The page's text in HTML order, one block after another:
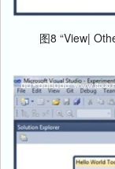
图8 “View|